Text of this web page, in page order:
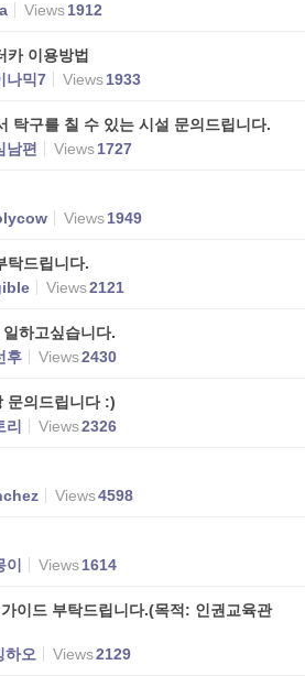
Views1912
카 이용방법
나믹7 Views1933
탁구를 칠 수 있는 시설 문의드립니다.
남편 Views1727
Views1949
탁드립니다.
Views2121
하고싶습니다.
후 Views2430
문의드립니다 :)
리 Views2326
Views4598
이 Views1614
이드 부탁드립니다.(목적: 인권교육관
하오 Views2129